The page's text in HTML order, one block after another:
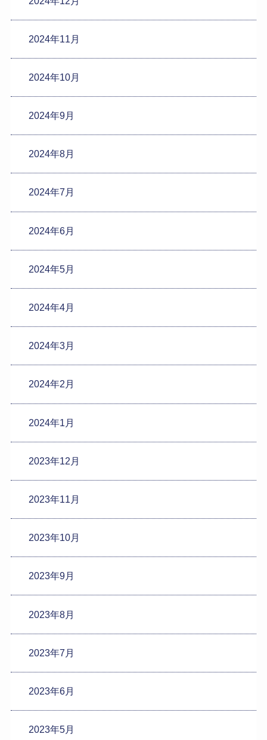
2024年11月
2024年10月
2024年9月
2024年8月
2024年7月
2024年6月
2024年5月
2024年4月
2024年3月
2024年2月
2024年1月
2023年12月
2023年11月
2023年10月
2023年9月
2023年8月
2023年7月
2023年6月
2023年5月